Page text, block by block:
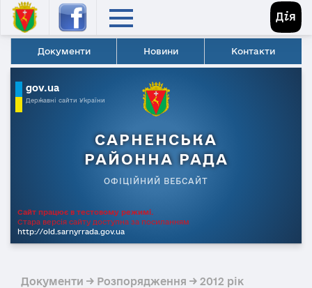
Документи Новини Контакти
gov.ua
Державні сайти України
САРНЕНСЬКА
РАЙОННА РАДА
ОФІЦІЙНИЙ ВЕБСАЙТ
Сайт працює в тестовому режимі.
Стара версія сайту доступна за посиланням
http://old.sarnyrrada.gov.ua
Документи → Розпорядження → 2012 рік